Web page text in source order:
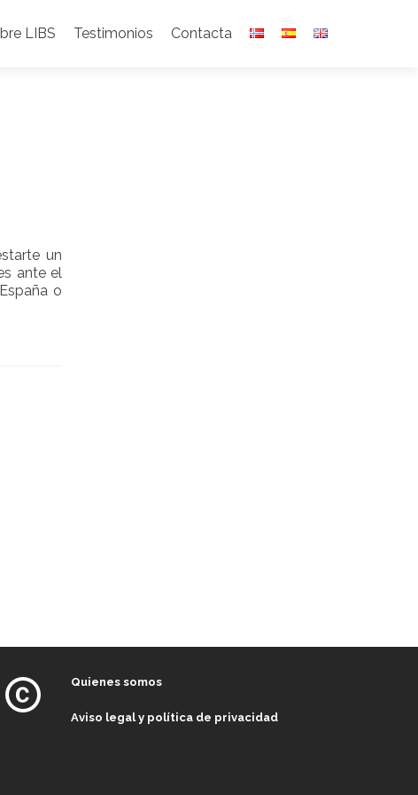
LIBS Testimonios Contacta
un
ante el
o
Quienes somos
Aviso legal y política de privacidad